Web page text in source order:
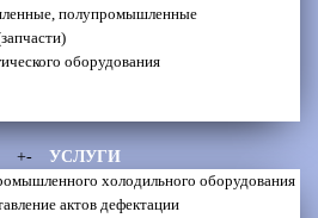
полупромышленные
оборудования
+-
УСЛУГИ
холодильного оборудования
актов дефектации